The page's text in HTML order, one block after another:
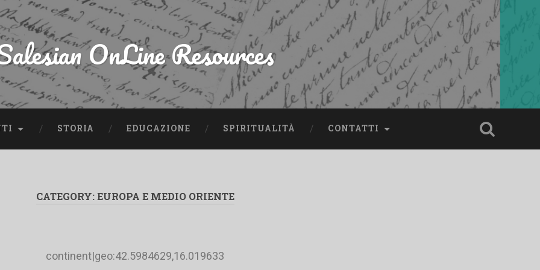
OnLine Resources
STORIA EDUCAZIONE SPIRITUALITÀ CONTATTI
CATEGORY:EUROPA E MEDIO ORIENTE
continent|geo:42.5984629,16.019633